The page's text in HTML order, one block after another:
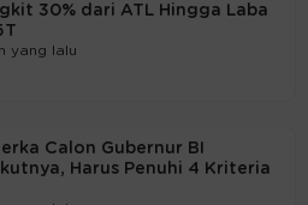
30% dari ATL Hingga Laba
yang lalu
Calon Gubernur BI
Harus Penuhi 4 Kriteria